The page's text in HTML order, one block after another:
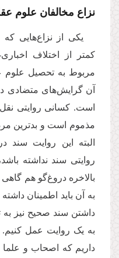
نزاع مخالفان علوم
یکی از نزاع‌هایی که
کمتر از اختلاف
مربوط به تحصیل علوم
آن گرایش‌های متضادی
است. کسانی روایتی
مذموم است و بدترین
البته این روایت سند
روایتی سند نداشته
بالاخره دروغ‌گو هم
به آن باید اطمینان
داشتن سند صحیح نیز به
به یک روایت عمل
داریم که اصحاب و